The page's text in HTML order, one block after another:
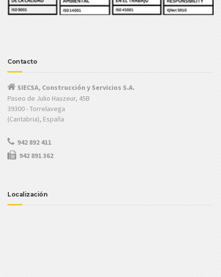
Contacto
SIECSA, Construcción y Servicios S.A.
Paseo de Julio Hauzeur, 45B
39300 - Torrelavega
(Cantabria), España
942 892 411
942 891 362
Localización